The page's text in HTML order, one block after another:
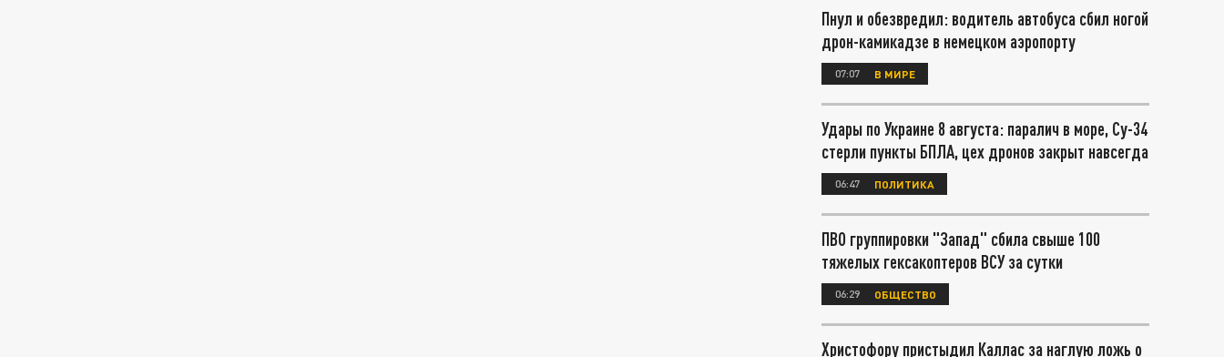
Пнул и обезвредил: водитель автобуса сбил ногой
дрон-камикадзе в немецком аэропорту
07:07 В МИРЕ
Удары по Украине 8 августа: паралич в море, Су-34
стерли пункты БПЛА, цех дронов закрыт навсегда
06:47 ПОЛИТИКА
ПВО группировки "Запад" сбила свыше 100
тяжелых гексакоптеров ВСУ за сутки
06:29 ОБЩЕСТВО
Христофору пристыдил Каллас за наглую ложь о